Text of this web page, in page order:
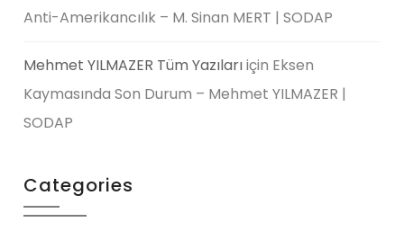
Anti-Amerikancılık – M. Sinan MERT | SODAP
Mehmet YILMAZER Tüm Yazılarıiçin Eksen
Kaymasında Son Durum – Mehmet YILMAZER |
SODAP
Categories